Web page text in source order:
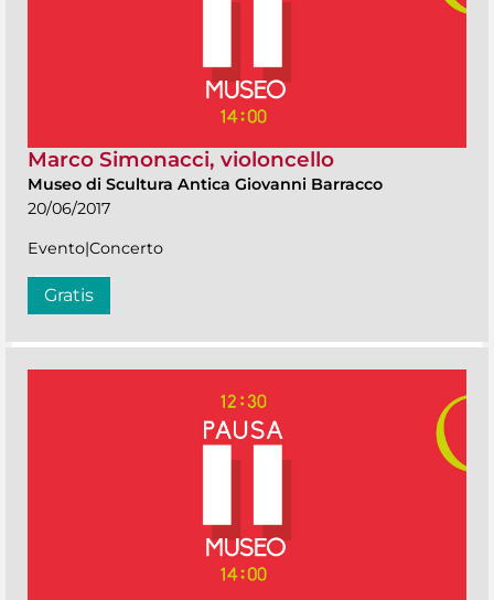
Marco Simonacci, violoncello
Museo di Scultura Antica Giovanni Barracco
20/06/2017
Evento|Concerto
Gratis